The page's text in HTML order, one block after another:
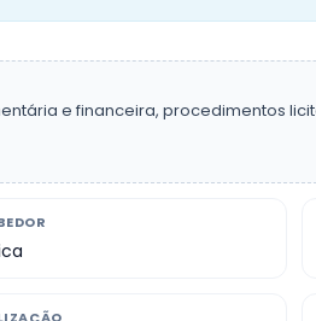
e financeira, procedimentos